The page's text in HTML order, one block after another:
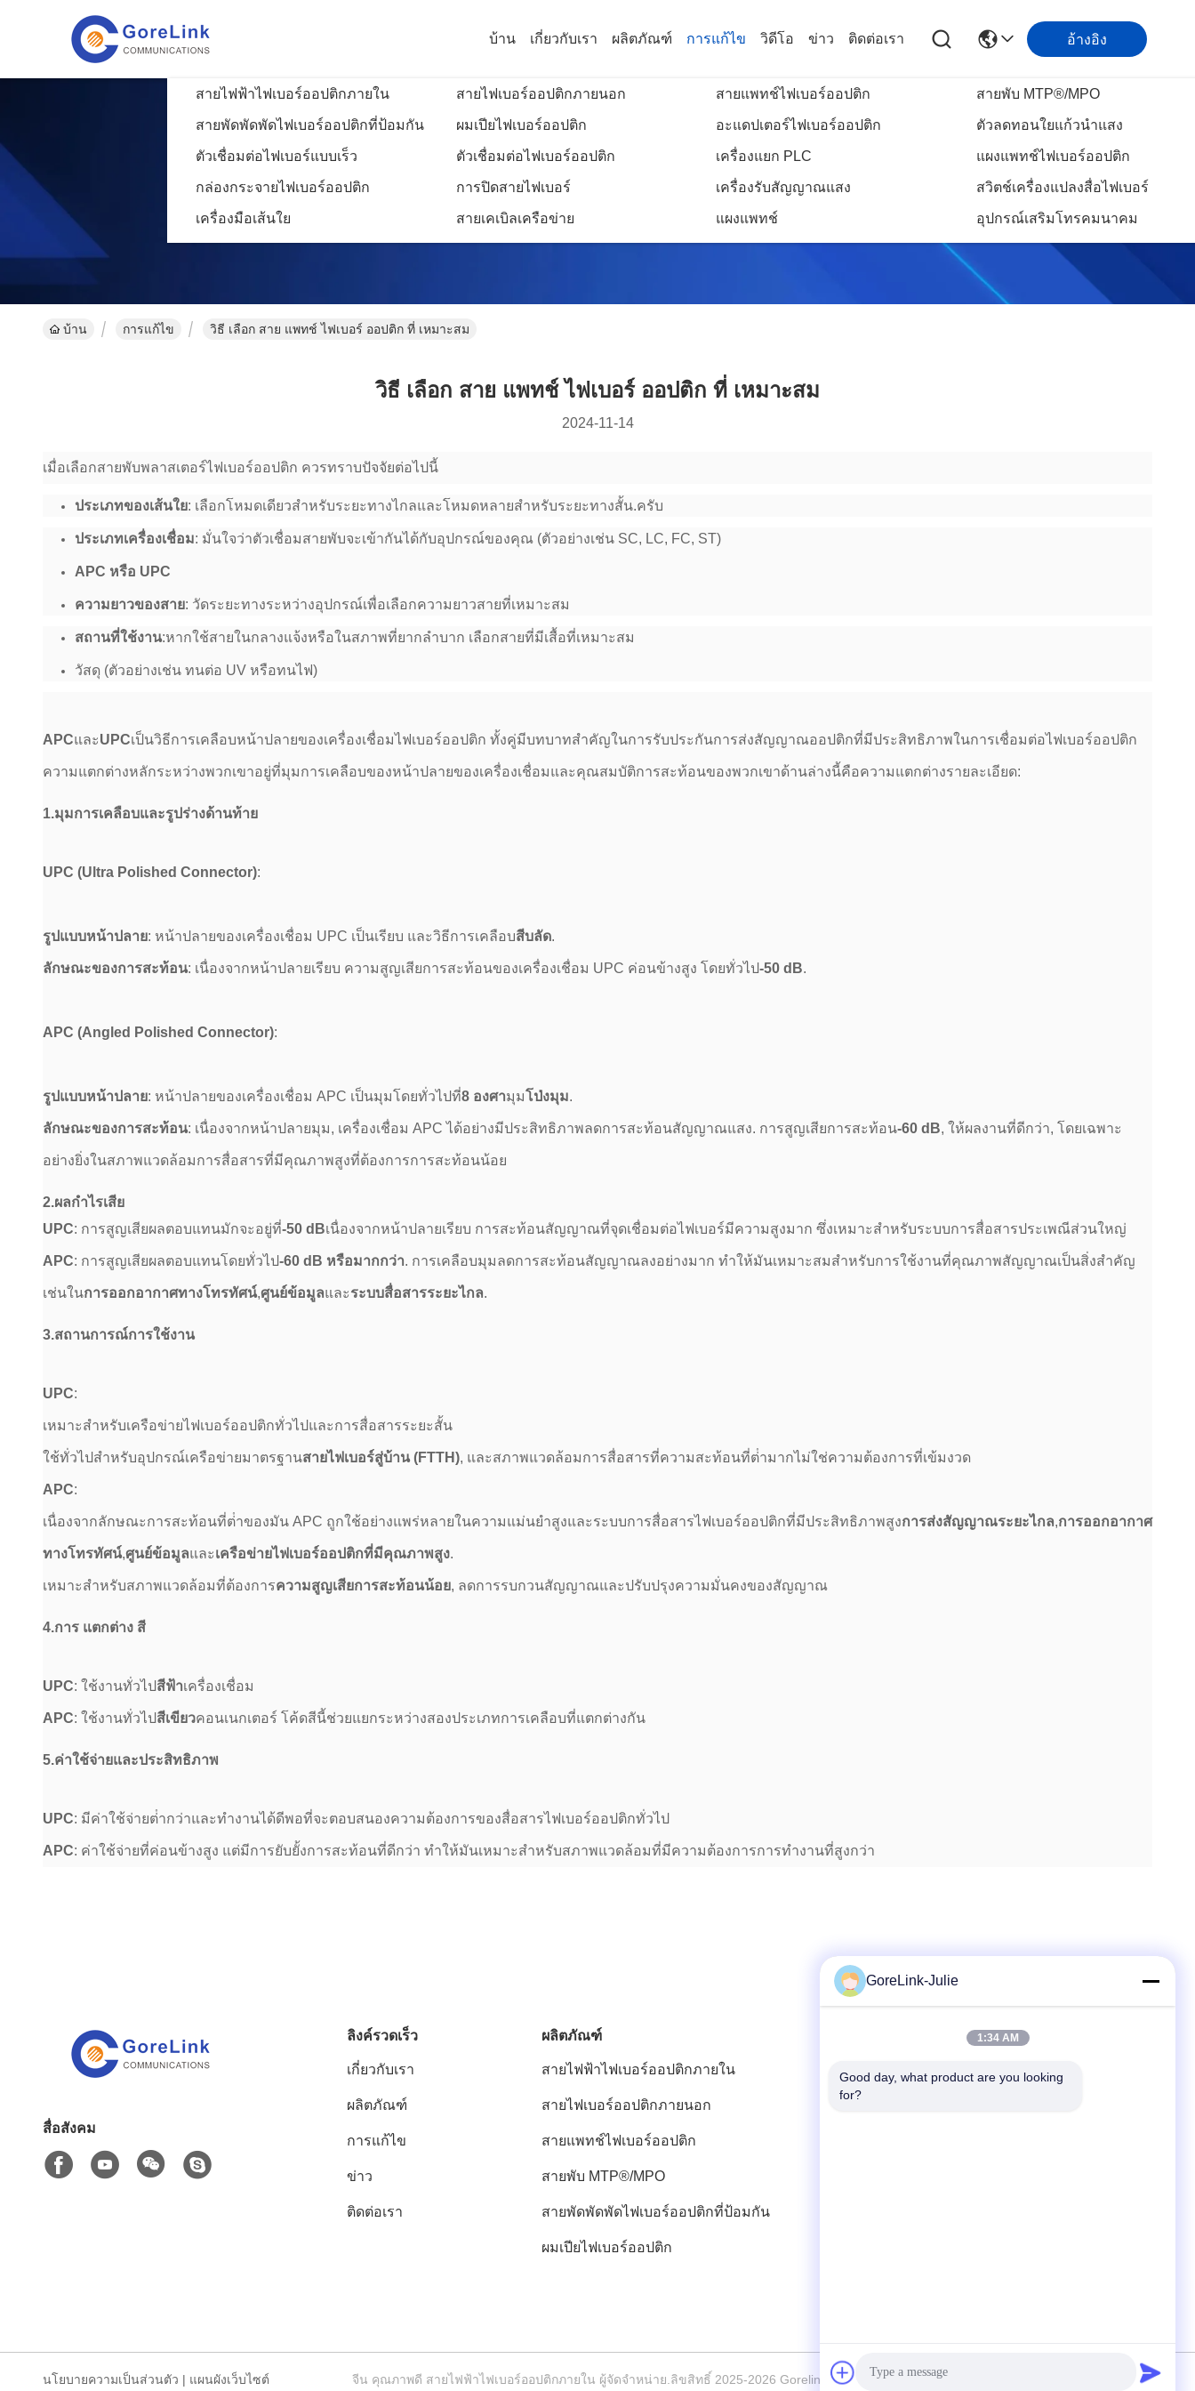
บ้าน เกี่ยวกับเรา ผลิตภัณฑ์
สายไฟฟ้าไฟเบอร์ออปติกภายใน สายไฟเบอร์ออปติกภายนอก สายแพทช์ไฟเบอร์ออปติก สายพับ MTP®/MPO
สายพัดพัดพัดไฟเบอร์ออปติกที่ป้อมกัน ผมเปียไฟเบอร์ออปติก อะแดปเตอร์ไฟเบอร์ออปติก ตัวลดทอนใยแก้วนำแสง
ตัวเชื่อมต่อไฟเบอร์แบบเร็ว ตัวเชื่อมต่อไฟเบอร์ออปติก เครื่องแยก PLC แผงแพทช์ไฟเบอร์ออปติก
กล่องกระจายไฟเบอร์ออปติก การปิดสายไฟเบอร์ เครื่องรับสัญญาณแสง สวิตช์เครื่องแปลงสื่อไฟเบอร์
เครื่องมือเส้นใย สายเคเบิลเครือข่าย แผงแพทช์ อุปกรณ์เสริมโทรคมนาคม
การแก้ไข วิดีโอ ข่าว ติดต่อเรา อ้างอิง
รายละเอียดการแก้ไข
บ้าน การแก้ไข วิธี เลือก สาย แพทช์ ไฟเบอร์ ออปติก ที่ เหมาะสม
วิธี เลือก สาย แพทช์ ไฟเบอร์ ออปติก ที่ เหมาะสม
2024-11-14
เมื่อเลือกสายพับพลาสเตอร์ไฟเบอร์ออปติก ควรทราบปัจจัยต่อไปนี้
ประเภทของเส้นใย: เลือกโหมดเดียวสําหรับระยะทางไกลและโหมดหลายสําหรับระยะทางสั้น.ครับ
ประเภทเครื่องเชื่อม: มั่นใจว่าตัวเชื่อมสายพับจะเข้ากันได้กับอุปกรณ์ของคุณ (ตัวอย่างเช่น SC, LC, FC, ST)
APC หรือ UPC
ความยาวของสาย: วัดระยะทางระหว่างอุปกรณ์เพื่อเลือกความยาวสายที่เหมาะสม
สถานที่ใช้งาน:หากใช้สายในกลางแจ้งหรือในสภาพที่ยากลําบาก เลือกสายที่มีเสื้อที่เหมาะสม
วัสดุ (ตัวอย่างเช่น ทนต่อ UV หรือทนไฟ)
APCและUPCเป็นวิธีการเคลือบหน้าปลายของเครื่องเชื่อมไฟเบอร์ออปติก ทั้งคู่มีบทบาทสําคัญในการรับประกันการส่งสัญญาณออปติกที่มีประสิทธิภาพในการเชื่อมต่อไฟเบอร์ออปติก
ความแตกต่างหลักระหว่างพวกเขาอยู่ที่มุมการเคลือบของหน้าปลายของเครื่องเชื่อมและคุณสมบัติการสะท้อนของพวกเขาด้านล่างนี้คือความแตกต่างรายละเอียด:
1.มุมการเคลือบและรูปร่างด้านท้าย
UPC (Ultra Polished Connector):
รูปแบบหน้าปลาย: หน้าปลายของเครื่องเชื่อม UPC เป็นเรียบ และวิธีการเคลือบสีบลัด.
ลักษณะของการสะท้อน: เนื่องจากหน้าปลายเรียบ ความสูญเสียการสะท้อนของเครื่องเชื่อม UPC ค่อนข้างสูง โดยทั่วไป-50 dB.
APC (Angled Polished Connector):
รูปแบบหน้าปลาย: หน้าปลายของเครื่องเชื่อม APC เป็นมุมโดยทั่วไปที่8 องศามุมโป่งมุม.
ลักษณะของการสะท้อน: เนื่องจากหน้าปลายมุม, เครื่องเชื่อม APC ได้อย่างมีประสิทธิภาพลดการสะท้อนสัญญาณแสง. การสูญเสียการสะท้อน-60 dB, ให้ผลงานที่ดีกว่า, โดยเฉพาะ
อย่างยิ่งในสภาพแวดล้อมการสื่อสารที่มีคุณภาพสูงที่ต้องการการสะท้อนน้อย
2.ผลกําไรเสีย
UPC: การสูญเสียผลตอบแทนมักจะอยู่ที่-50 dBเนื่องจากหน้าปลายเรียบ การสะท้อนสัญญาณที่จุดเชื่อมต่อไฟเบอร์มีความสูงมาก ซึ่งเหมาะสําหรับระบบการสื่อสารประเพณีส่วนใหญ่
APC: การสูญเสียผลตอบแทนโดยทั่วไป-60 dB หรือมากกว่า. การเคลือบมุมลดการสะท้อนสัญญาณลงอย่างมาก ทําให้มันเหมาะสมสําหรับการใช้งานที่คุณภาพสัญญาณเป็นสิ่งสําคัญ
เช่นในการออกอากาศทางโทรทัศน์,ศูนย์ข้อมูลและระบบสื่อสารระยะไกล.
3.สถานการณ์การใช้งาน
UPC:
เหมาะสําหรับเครือข่ายไฟเบอร์ออปติกทั่วไปและการสื่อสารระยะสั้น
ใช้ทั่วไปสําหรับอุปกรณ์เครือข่ายมาตรฐานสายไฟเบอร์สู่บ้าน (FTTH), และสภาพแวดล้อมการสื่อสารที่ความสะท้อนที่ต่ํามากไม่ใช่ความต้องการที่เข้มงวด
APC:
เนื่องจากลักษณะการสะท้อนที่ต่ําของมัน APC ถูกใช้อย่างแพร่หลายในความแม่นยําสูงและระบบการสื่อสารไฟเบอร์ออปติกที่มีประสิทธิภาพสูงการส่งสัญญาณระยะไกล,การออกอากาศ
ทางโทรทัศน์,ศูนย์ข้อมูลและเครือข่ายไฟเบอร์ออปติกที่มีคุณภาพสูง.
เหมาะสําหรับสภาพแวดล้อมที่ต้องการความสูญเสียการสะท้อนน้อย, ลดการรบกวนสัญญาณและปรับปรุงความมั่นคงของสัญญาณ
4.การ แตกต่าง สี
UPC: ใช้งานทั่วไป สีฟ้าเครื่องเชื่อม
APC: ใช้งานทั่วไป สีเขียวคอนเนกเตอร์ โค้ดสีนี้ช่วยแยกระหว่างสองประเภทการเคลือบที่แตกต่างกัน
5.ค่าใช้จ่ายและประสิทธิภาพ
UPC: มีค่าใช้จ่ายต่ํากว่าและทํางานได้ดีพอที่จะตอบสนองความต้องการของสื่อสารไฟเบอร์ออปติกทั่วไป
APC: ค่าใช้จ่ายที่ค่อนข้างสูง แต่มีการยับยั้งการสะท้อนที่ดีกว่า ทําให้มันเหมาะสําหรับสภาพแวดล้อมที่มีความต้องการการทํางานที่สูงกว่า
สื่อสังคม
ลิงค์รวดเร็ว
เกี่ยวกับเรา
ผลิตภัณฑ์
การแก้ไข
ข่าว
ติดต่อเรา
ผลิตภัณฑ์
สายไฟฟ้าไฟเบอร์ออปติกภายใน
สายไฟเบอร์ออปติกภายนอก
สายแพทช์ไฟเบอร์ออปติก
สายพับ MTP®/MPO
สายพัดพัดพัดไฟเบอร์ออปติกที่ป้อมกัน
ผมเปียไฟเบอร์ออปติก
โทรศัพท์
นโยบายความเป็นส่วนตัว | แผนผังเว็บไซต์ จีน คุณภาพดี สายไฟฟ้าไฟเบอร์ออปติกภายใน ผู้จัดจําหน่าย.ลิขสิทธิ์ 2025-2026 Gorelink Communication (Shenzhen) Co., Ltd. สิทธิทั้งหมดถูกเก็บไว้
GoreLink-Julie
1:34 AM
Good day, what product are you looking
for?